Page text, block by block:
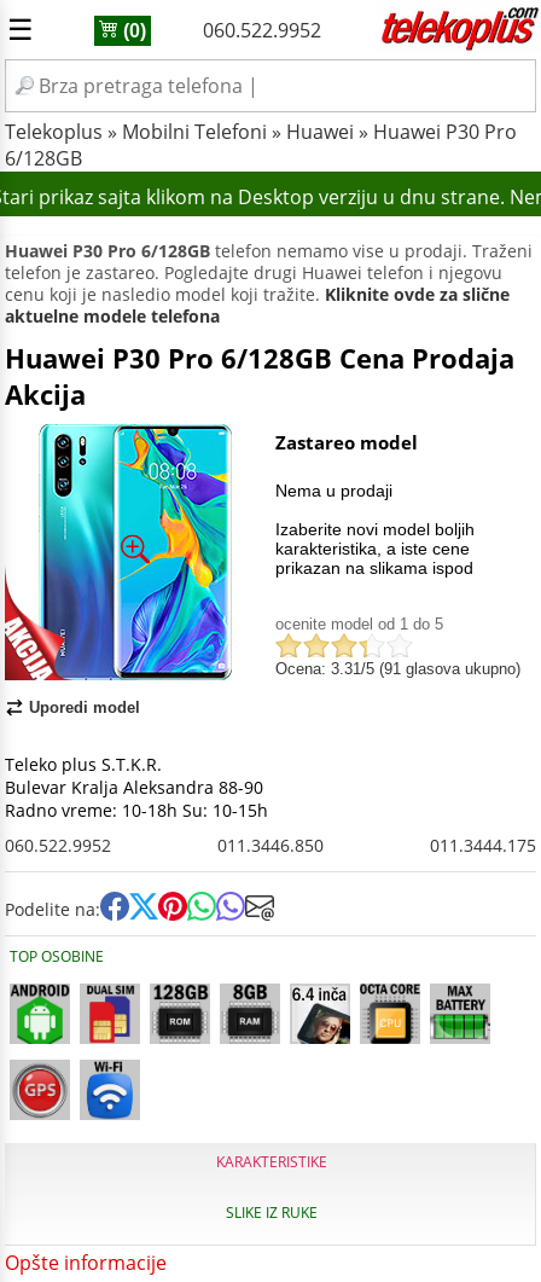
☰ (0) 060.522.9952
Telekoplus » Mobilni Telefoni » Huawei » Huawei P30 Pro
6/128GB
prikaz sajta klikom na Desktop verziju u dnu strane.
Huawei P30 Pro 6/128GB telefon nemamo vise u prodaji. Traženi
telefon je zastareo. Pogledajte drugi Huawei telefon i njegovu
cenu koji je nasledio model koji tražite. Kliknite ovde za slične
aktuelne modele telefona
Huawei P30 Pro 6/128GB Cena Prodaja
Akcija
Uporedi model
Zastareo model
Nema u prodaji
Izaberite novi model boljih
karakteristika, a iste cene
prikazan na slikama ispod
ocenite model od 1 do 5
Ocena: 3.31/5 (91 glasova ukupno)
Teleko plus S.T.K.R.
Bulevar Kralja Aleksandra 88-90
Radno vreme: 10-18h Su: 10-15h
060.522.9952
011.3446.850 011.3444.175
Podelite na:
TOP OSOBINE
KARAKTERISTIKE
SLIKE IZ RUKE
Opšte informacije